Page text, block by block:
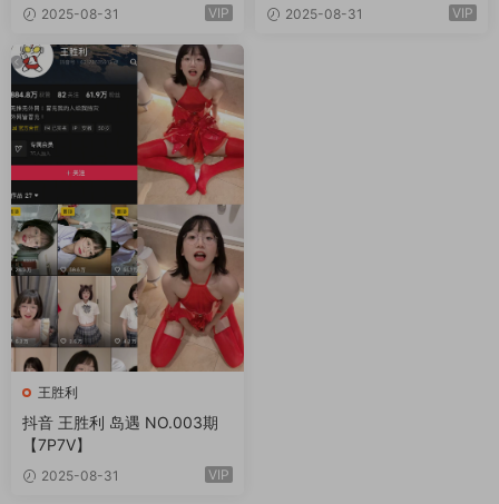
2025-08-31 VIP 2025-08-31 VIP
王胜利
抖音 王胜利 岛遇 NO.003期
【7P7V】
2025-08-31 VIP